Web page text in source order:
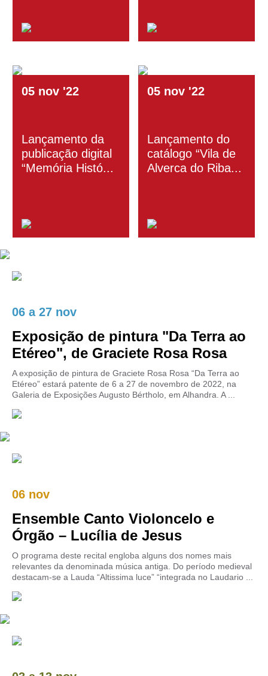
05 nov '22
Lançamento da
publicação digital
“Memória Histó...
05 nov '22
Lançamento do
catálogo “Vila de
Alverca do Riba...
06 a27 nov
Exposição de pintura "Da Terra ao
Etéreo", de Graciete Rosa Rosa
A exposição de pintura de Graciete Rosa Rosa “Da Terra ao
Etéreo” estará patente de 6 a 27 de novembro de 2022, na
Galeria de Exposições Augusto Bértholo, em Alhandra. A ...
06 nov
Ensemble Canto Violoncelo e
Órgão – Lucília de Jesus
O programa deste recital engloba alguns dos nomes mais
relevantes da denominada música antiga. Do período medieval
destacam-se a Lauda “Altissima luce” “integrada no Laudario ...